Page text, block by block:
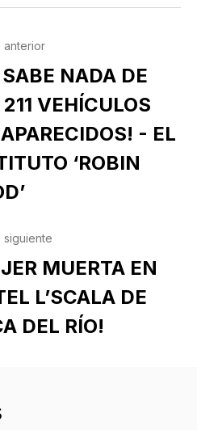
anterior
SABE NADA DE
VEHÍCULOS
- EL
‘ROBIN
siguiente
MUERTA EN
L’SCALA DE
DEL RÍO!